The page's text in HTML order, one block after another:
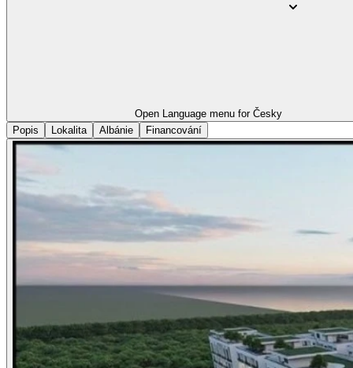
Open Language menu for Česky
Popis
Lokalita Albánie Financování